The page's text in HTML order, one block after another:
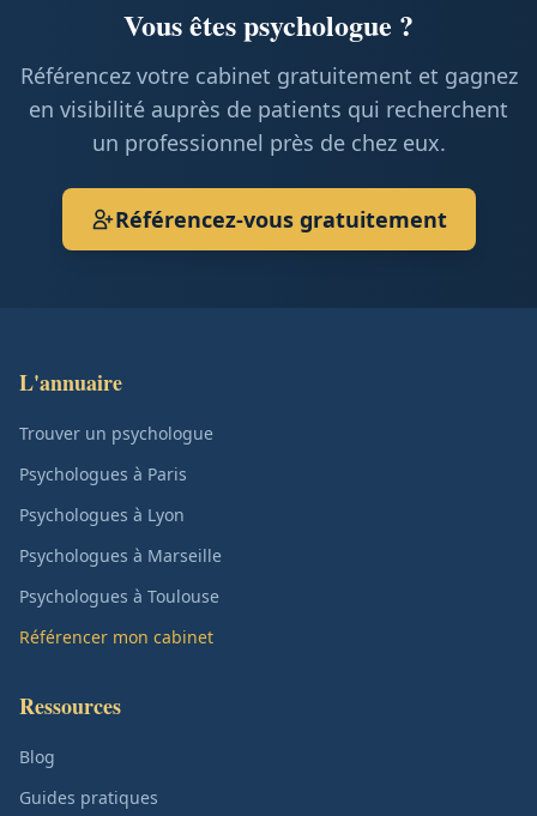
Vous êtes psychologue ?
Référencez votre cabinet gratuitement et gagnez
en visibilité auprès de patients qui recherchent
un professionnel près de chez eux.
Référencez-vous gratuitement
L'annuaire
Trouver un psychologue
Psychologues à Paris
Psychologues à Lyon
Psychologues à Marseille
Psychologues à Toulouse
Référencer mon cabinet
Ressources
Blog
Guides pratiques